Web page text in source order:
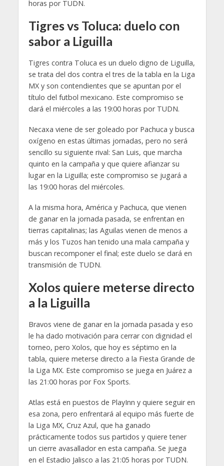
horas por TUDN.
Tigres vs Toluca: duelo con
sabor a Liguilla
Tigres contra Toluca es un duelo digno de Liguilla,
se trata del dos contra el tres de la tabla en la Liga
MX y son contendientes que se apuntan por el
título del futbol mexicano. Este compromiso se
dará el miércoles a las 19:00 horas por TUDN.
Necaxa viene de ser goleado por Pachuca y busca
oxígeno en estas últimas jornadas, pero no será
sencillo su siguiente rival: San Luis, que marcha
quinto en la campaña y que quiere afianzar su
lugar en la Liguilla; este compromiso se jugará a
las 19:00 horas del miércoles.
A la misma hora, América y Pachuca, que vienen
de ganar en la jornada pasada, se enfrentan en
tierras capitalinas; las Aguilas vienen de menos a
más y los Tuzos han tenido una mala campaña y
buscan recomponer el final; este duelo se dará en
transmisión de TUDN.
Xolos quiere meterse directo
a la Liguilla
Bravos viene de ganar en la jornada pasada y eso
le ha dado motivación para cerrar con dignidad el
torneo, pero Xolos, que hoy es séptimo en la
tabla, quiere meterse directo a la Fiesta Grande de
la Liga MX. Este compromiso se juega en Juárez a
las 21:00 horas por Fox Sports.
Atlas está en puestos de PlayInn y quiere seguir en
esa zona, pero enfrentará al equipo más fuerte de
la Liga MX, Cruz Azul, que ha ganado
prácticamente todos sus partidos y quiere tener
un cierre avasallador en esta campaña. Se juega
en el Estadio Jalisco a las 21:05 horas por TUDN.